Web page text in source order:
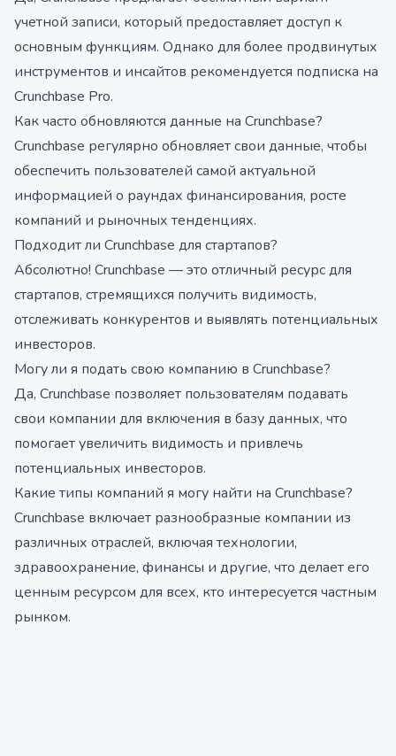
учетной записи, который предоставляет доступ к
основным функциям. Однако для более продвинутых
инструментов и инсайтов рекомендуется подписка на
Crunchbase Pro.
Как часто обновляются данные на Crunchbase?
Crunchbase регулярно обновляет свои данные, чтобы
обеспечить пользователей самой актуальной
информацией о раундах финансирования, росте
компаний и рыночных тенденциях.
Подходит ли Crunchbase для стартапов?
Абсолютно! Crunchbase — это отличный ресурс для
стартапов, стремящихся получить видимость,
отслеживать конкурентов и выявлять потенциальных
инвесторов.
Могу ли я подать свою компанию в Crunchbase?
Да, Crunchbase позволяет пользователям подавать
свои компании для включения в базу данных, что
помогает увеличить видимость и привлечь
потенциальных инвесторов.
Какие типы компаний я могу найти на Crunchbase?
Crunchbase включает разнообразные компании из
различных отраслей, включая технологии,
здравоохранение, финансы и другие, что делает его
ценным ресурсом для всех, кто интересуется частным
рынком.